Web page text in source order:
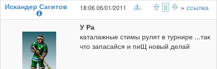
Искандер Сагитов 18:06 06/01/2011 0 » ссылка
У Ра
каталажные стимы рулят в турнире ...так
что запасайся и пиЩ новый делай